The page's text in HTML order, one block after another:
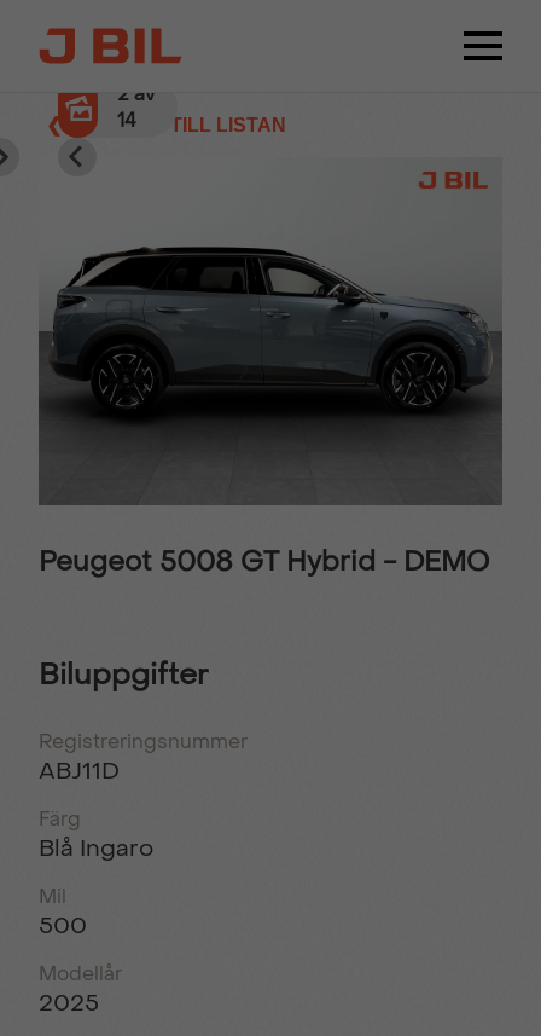
❮ TILLBAKA TILL LISTAN
2av
14
Peugeot 5008 GT Hybrid - DEMO
Biluppgifter
Registreringsnummer
ABJ11D
Färg
Blå Ingaro
Mil
500
Modellår
2025